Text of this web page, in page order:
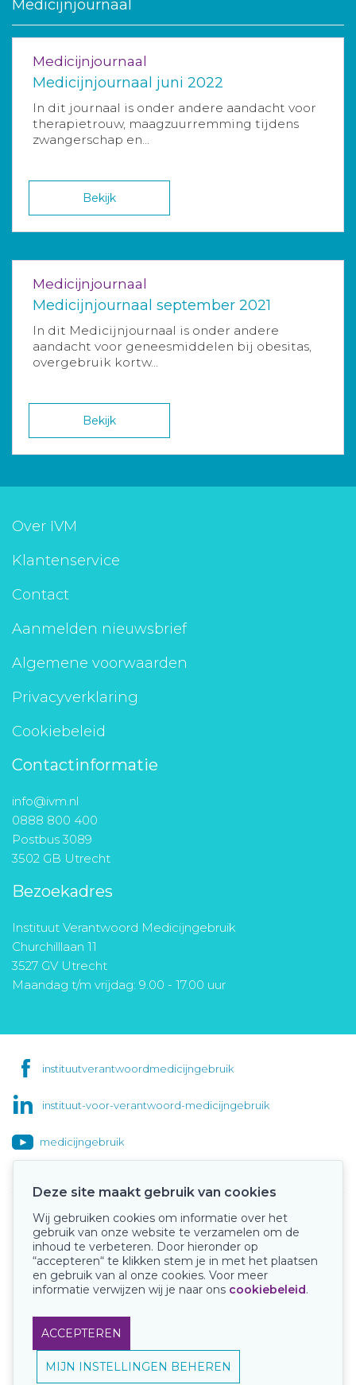
Medicijnjournaal
Medicijnjournaal
Medicijnjournaal juni 2022
In dit journaal is onder andere aandacht voor
therapietrouw, maagzuurremming tijdens
zwangerschap en...
Bekijk
Medicijnjournaal
Medicijnjournaal september 2021
In dit Medicijnjournaal is onder andere
aandacht voor geneesmiddelen bij obesitas,
overgebruik kortw...
Bekijk
Over IVM
Klantenservice
Contact
Aanmelden nieuwsbrief
Algemene voorwaarden
Privacyverklaring
Cookiebeleid
Contactinformatie
info@ivm.nl
0888 800 400
Postbus 3089
3502 GB Utrecht
Bezoekadres
Instituut Verantwoord Medicijngebruik
Churchilllaan 11
3527 GV Utrecht
Maandag t/m vrijdag: 9.00 - 17.00 uur
instituutverantwoordmedicijngebruik
instituut-voor-verantwoord-medicijngebruik
medicijngebruik
Onze keurmerken
Deze site maakt gebruik van cookies
Wij gebruiken cookies om informatie over het
gebruik van onze website te verzamelen om de
inhoud te verbeteren. Door hieronder op
“accepteren“ te klikken stem je in met het plaatsen
en gebruik van al onze cookies. Voor meer
informatie verwijzen wij je naar ons cookiebeleid.
ACCEPTEREN
MIJN INSTELLINGEN BEHEREN